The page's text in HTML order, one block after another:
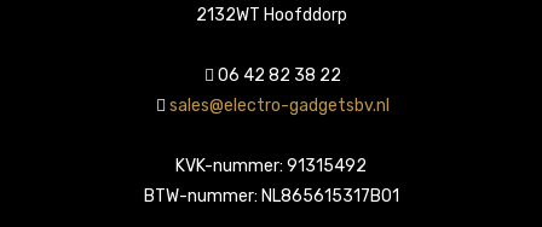
2132WT Hoofddorp
06 42 82 38 22
sales@electro-gadgetsbv.nl
KVK-nummer: 91315492
BTW-nummer: NL865615317B01